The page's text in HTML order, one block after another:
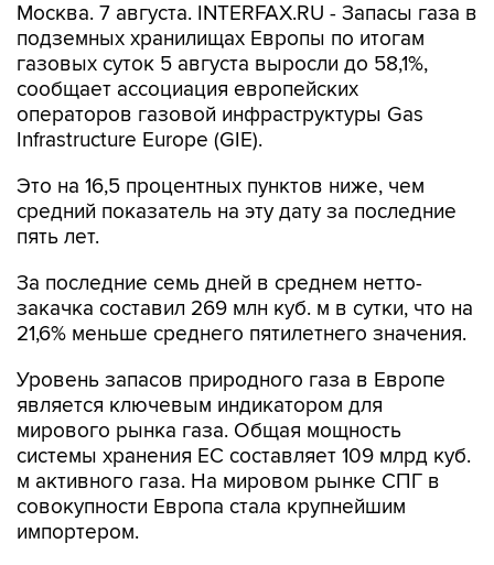
Москва. 7 августа. INTERFAX.RU - Запасы газа в
подземных хранилищах Европы по итогам
газовых суток 5 августа выросли до 58,1%,
сообщает ассоциация европейских
операторов газовой инфраструктуры Gas
Infrastructure Europe (GIE).
Это на 16,5 процентных пунктов ниже, чем
средний показатель на эту дату за последние
пять лет.
За последние семь дней в среднем нетто-
закачка составил 269 млн куб. м в сутки, что на
21,6% меньше среднего пятилетнего значения.
Уровень запасов природного газа в Европе
является ключевым индикатором для
мирового рынка газа. Общая мощность
системы хранения ЕС составляет 109 млрд куб.
м активного газа. На мировом рынке СПГ в
совокупности Европа стала крупнейшим
импортером.